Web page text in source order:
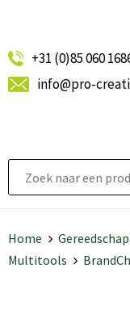
+31 (0)85 060
info@pro-
Home
Multitools